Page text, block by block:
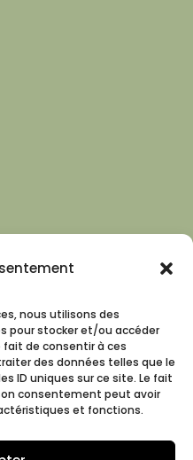
nous utilisons des
pour stocker et/ou accéder
fait de consentir à ces
des données telles que le
ID uniques sur ce site. Le fait
consentement peut avoir
et fonctions.